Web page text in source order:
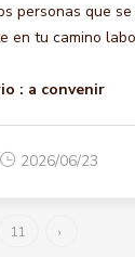
personas que
en tu camino
: a convenir
2026/06/23
11 ›